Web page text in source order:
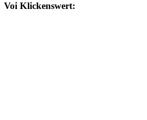
Voi Klickenswert: